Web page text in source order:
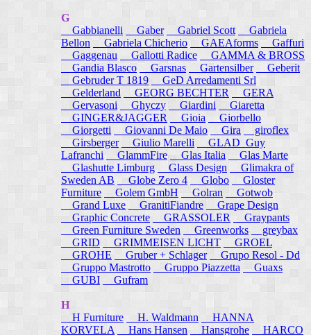
G
Gabbianelli
Gaber Gabriel Scott
Gabriela
Bellon
Gabriela Chicherio GAEAforms
Gaffuri
Gaggenau
Gallotti Radice
GAMMA & BROSS
Gandia Blasco
Garsnas Gartensilber
Geberit
Gebruder T 1819
GeD Arredamenti Srl
Gelderland
GEORG BECHTER
GERA
Gervasoni
Ghyczy Giardini
Giaretta
GINGER&JAGGER
Gioia
Giorbello
Giorgetti
Giovanni De Maio Gira
giroflex
Girsberger
Giulio Marelli
GLAD_Guy
Lafranchi
GlammFire Glas Italia
Glas Marte
Glashutte Limburg
Glass Design
Glimakra of
Sweden AB
Globe Zero 4 Globo
Gloster
Furniture
Golem GmbH Golran
Gotwob
Grand Luxe
GranitiFiandre
Grape Design
Graphic Concrete
GRASSOLER
Graypants
Green Furniture Sweden
Greenworks
greybax
GRID
GRIMMEISEN LICHT
GROEL
GROHE
Gruber + Schlager
Grupo Resol - Dd
Gruppo Mastrotto
Gruppo Piazzetta
Guaxs
GUBI
Gufram
H
H Furniture
H. Waldmann
HANNA
KORVELA
Hans Hansen Hansgrohe HARCO